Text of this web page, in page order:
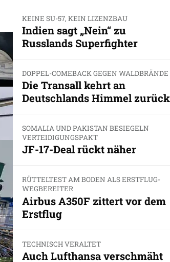
KEINE SU-57, KEIN LIZENZBAU
Indien sagt „Nein“ zu
Russlands Superfighter
DOPPEL-COMEBACK GEGEN WALDBRÄNDE
Die Transall kehrt an
Deutschlands Himmel
SOMALIA UND PAKISTAN BESIEGELN
VERTEIDIGUNGSPAKT
JF-17-Deal rückt näher
RÜTTELTEST AM BODEN ALS ERSTFLUG-
WEGBEREITER
Airbus A350F zittert vor dem
Erstflug
TECHNISCH VERALTET
Auch Lufthansa verschmäht